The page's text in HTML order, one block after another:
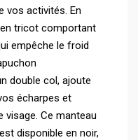
vos activités. En
tricot comportant
empêche le froid
double col, ajoute
écharpes et
visage. Ce manteau
disponible en noir,